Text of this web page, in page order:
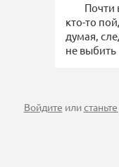
Почти
кто-то
думая,
не выбить
Войдите или